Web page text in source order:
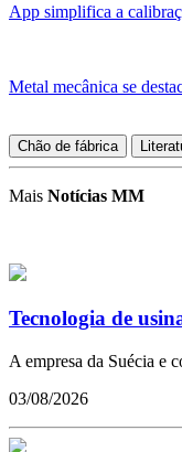
App simplifica a
Metal mecânica se
Chão de fábrica
Mais Notícias MM
Tecnologia de
A empresa da Suécia e
03/08/2026